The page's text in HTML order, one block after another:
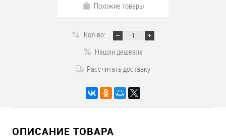
Похожие товары
Кол-во:
Нашли дешевле
Рассчитать доставку
ОПИСАНИЕ ТОВАРА